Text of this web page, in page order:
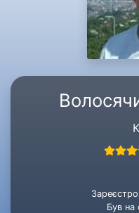
Був на